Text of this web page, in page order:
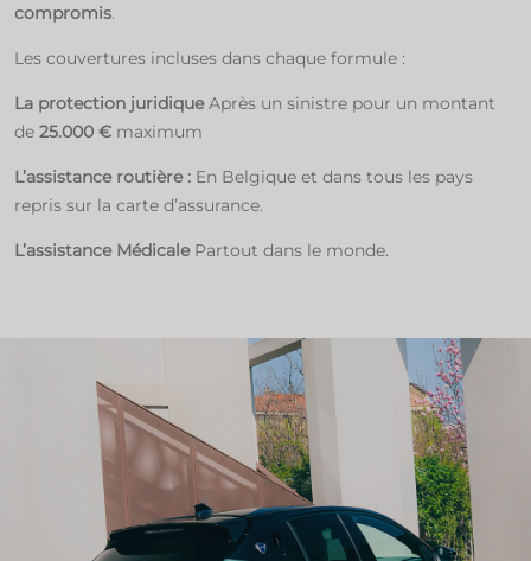
compromis.​
Les couvertures incluses dans chaque formule :​
La protection juridiqueAprès un sinistre pour un montant
de 25.000 € maximum​
L’assistance routière : En Belgique et dans tous les pays
repris sur la carte d’assurance.​
L’assistance Médicale Partout dans le monde.​